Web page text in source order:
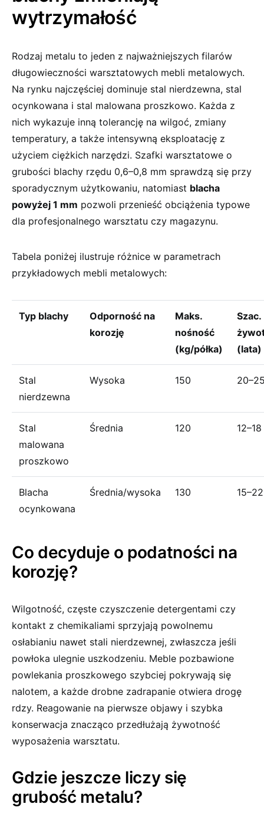
wytrzymałość
Rodzaj metalu to jeden z najważniejszych filarów
długowieczności warsztatowych mebli metalowych.
Na rynku najczęściej dominuje stal nierdzewna, stal
ocynkowana i stal malowana proszkowo. Każda z
nich wykazuje inną tolerancję na wilgoć, zmiany
temperatury, a także intensywną eksploatację z
użyciem ciężkich narzędzi. Szafki warsztatowe o
grubości blachy rzędu 0,6–0,8 mm sprawdzą się przy
sporadycznym użytkowaniu, natomiast blacha
powyżej 1 mm pozwoli przenieść obciążenia typowe
dla profesjonalnego warsztatu czy magazynu.
Tabela poniżej ilustruje różnice w parametrach
przykładowych mebli metalowych:
Typ blachy
Odporność na
korozję
Maks.
nośność
(kg/półka)
Szac.
(lata)
Stal
nierdzewna
Wysoka 150
Stal
malowana
proszkowo
Średnia 120 12–18
Blacha
ocynkowana
Średnia/wysoka 130 15–22
Co decyduje o podatności na
korozję?
Wilgotność, częste czyszczenie detergentami czy
kontakt z chemikaliami sprzyjają powolnemu
osłabianiu nawet stali nierdzewnej, zwłaszcza jeśli
powłoka ulegnie uszkodzeniu. Meble pozbawione
powlekania proszkowego szybciej pokrywają się
nalotem, a każde drobne zadrapanie otwiera drogę
rdzy. Reagowanie na pierwsze objawy i szybka
konserwacja znacząco przedłużają żywotność
wyposażenia warsztatu.
Gdzie jeszcze liczy się
grubość metalu?